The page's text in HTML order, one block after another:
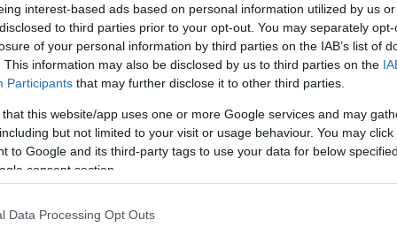
interest-based ads based on personal information utilized by us
to third parties prior to your opt-out. You may separately
of your personal information by third parties on the IAB’s list of
This information may also be disclosed by us to third parties on the
Participants that may further disclose it to other third parties.
that this website/app uses one or more Google services and may
but not limited to your visit or usage behaviour. You may
to Google and its third-party tags to use your data for below
consent section.
Data Processing Opt Outs
η σύντροφός του έχουν πάει την καραντίνα του
άλλο επίπεδο
Χαμ: Ο Πελεγκρίνι χρεώνει
την απόλυσή του
τον Ρομπέρτο που είχε μεγάλη ευθύνη στα γκολ